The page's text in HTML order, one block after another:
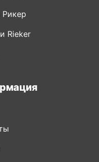
Рикер
Rieker